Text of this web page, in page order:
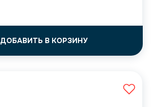
ДОБАВИТЬ В КОРЗИНУ